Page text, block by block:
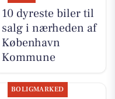
10 dyreste biler til
salg i nærheden af
København
Kommune
BOLIGMARKED